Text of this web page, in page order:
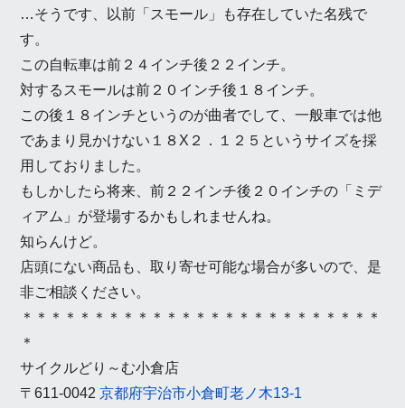
…そうです、以前「スモール」も存在していた名残で
す。
この自転車は前２４インチ後２２インチ。
対するスモールは前２０インチ後１８インチ。
この後１８インチというのが曲者でして、一般車では他
であまり見かけない１８X２．１２５というサイズを採
用しておりました。
もしかしたら将来、前２２インチ後２０インチの「ミデ
ィアム」が登場するかもしれませんね。
知らんけど。
店頭にない商品も、取り寄せ可能な場合が多いので、是
非ご相談ください。
＊＊＊＊＊＊＊＊＊＊＊＊＊＊＊＊＊＊＊＊＊＊＊ ＊＊
＊
サイクルどり～む小倉店
〒611-0042京都府宇治市小倉町老ノ木13-1